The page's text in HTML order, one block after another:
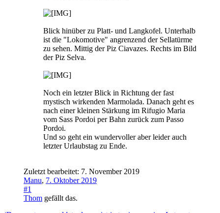
Blick hinüber zu Platt- und Langkofel. Unterhalb
ist die "Lokomotive" angrenzend der Sellatürme
zu sehen. Mittig der Piz Ciavazes. Rechts im Bild
der Piz Selva.
Noch ein letzter Blick in Richtung der fast
mystisch wirkenden Marmolada. Danach geht es
nach einer kleinen Stärkung im Rifugio Maria
vom Sass Pordoi per Bahn zurück zum Passo
Pordoi.
Und so geht ein wundervoller aber leider auch
letzter Urlaubstag zu Ende.
Zuletzt bearbeitet: 7. November 2019
Manu, 7. Oktober 2019
#1
Thom gefällt das.